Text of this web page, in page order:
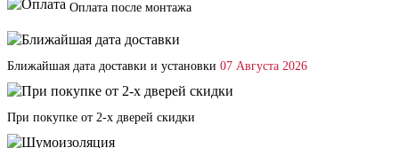
Оплата после монтажа
Ближайшая дата доставки и установки 07 Августа 2026
При покупке от 2-х дверей скидки